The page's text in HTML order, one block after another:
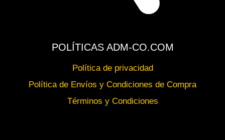
POLÍTICAS ADM-CO.COM
Política de privacidad
Política de Envíos y Condiciones de Compra
Términos y Condiciones